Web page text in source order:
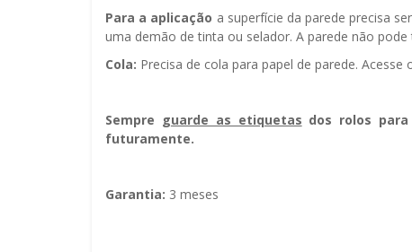
Para a aplicação a superfície da parede precisa
uma demão de tinta ou selador. A parede não pode
Cola: Precisa de cola para papel de parede. Acesse
Sempre guarde as etiquetas dos rolos
futuramente.
Garantia: 3 meses